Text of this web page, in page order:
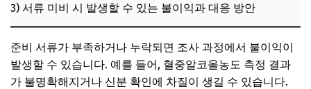
3) 서류 미비 시 발생할 수 있는 불이익과 대응 방안
준비 서류가 부족하거나 누락되면 조사 과정에서 불이익이
발생할 수 있습니다. 예를 들어, 혈중알코올농도 측정 결과
가 불명확해지거나 신분 확인에 차질이 생길 수 있습니다.